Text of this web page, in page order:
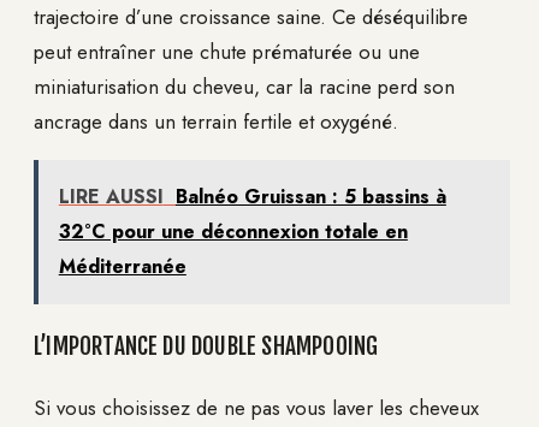
trajectoire d’une croissance saine. Ce déséquilibre
peut entraîner une chute prématurée ou une
miniaturisation du cheveu, car la racine perd son
ancrage dans un terrain fertile et oxygéné.
LIRE AUSSI Balnéo Gruissan : 5 bassins à
32°C pour une déconnexion totale en
Méditerranée
L’IMPORTANCE DU DOUBLE SHAMPOOING
Si vous choisissez de ne pas vous laver les cheveux